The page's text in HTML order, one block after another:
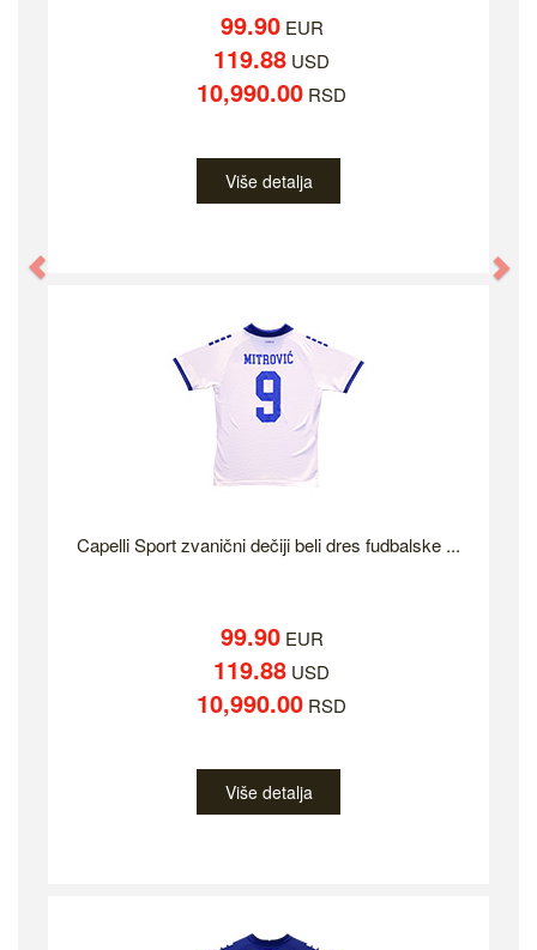
99.90EUR
119.88 USD
10,990.00 RSD
Više detalja
Capelli Sport zvanični dečiji beli dres fudbalske ...
99.90EUR
119.88 USD
10,990.00 RSD
Više detalja